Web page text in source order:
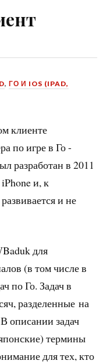
,ГО И IOS (IPAD,
клиенте
по игре в Го -
разработан в 2011
и, к
и не
для
(в том числе в
по Го. Задач в
разделенные на
описании задач
термины
для тех, кто